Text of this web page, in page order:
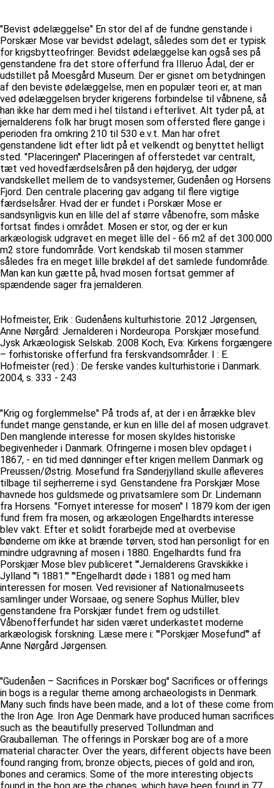
''Bevist ødelæggelse'' En stor del af de fundne genstande i
Porskær Mose var bevidst ødelagt, således som det er typisk
for krigsbytteofringer. Bevidst ødelæggelse kan også ses på
genstandene fra det store offerfund fra Illeruo Ådal, der er
udstillet på Moesgård Museum. Der er gisnet om betydningen
af den beviste ødelæggelse, men en populær teori er, at man
ved ødelæggelsen bryder krigerens forbindelse til våbnene, så
han ikke har dem med i hel tilstand i efterlivet. Alt tyder på, at
jernalderens folk har brugt mosen som offersted flere gange i
perioden fra omkring 210 til 530 e.v.t. Man har ofret
genstandene lidt efter lidt på et velkendt og benyttet helligt
sted. ''Placeringen'' Placeringen af offerstedet var centralt,
tæt ved hovedfærdselsåren på den højderyg, der udgør
vandskellet mellem de to vandsystemer, Gudenåen og Horsens
Fjord. Den centrale placering gav adgang til flere vigtige
færdselsårer. Hvad der er fundet i Porskær Mose er
sandsynligvis kun en lille del af større våbenofre, som måske
fortsat findes i området. Mosen er stor, og der er kun
arkæologisk udgravet en meget lille del - 66 m2 af det 300.000
m2 store fundområde. Vort kendskab til mosen stammer
således fra en meget lille brøkdel af det samlede fundområde.
Man kan kun gætte på, hvad mosen fortsat gemmer af
spændende sager fra jernalderen.
Hofmeister, Erik : Gudenåens kulturhistorie. 2012 Jørgensen,
Anne Nørgård: Jernalderen i Nordeuropa. Porskjær mosefund.
Jysk Arkæologisk Selskab. 2008 Koch, Eva: Kirkens forgængere
– forhistoriske offerfund fra ferskvandsområder. I : E.
Hofmeister (red.) : De ferske vandes kulturhistorie i Danmark.
2004, s. 333 - 243
''Krig og forglemmelse'' På trods af, at der i en årrække blev
fundet mange genstande, er kun en lille del af mosen udgravet.
Den manglende interesse for mosen skyldes historiske
begivenheder i Danmark. Ofringerne i mosen blev opdaget i
1867, - en tid med dønninger efter krigen mellem Danmark og
Preussen/Østrig. Mosefund fra Sønderjylland skulle afleveres
tilbage til sejrherrerne i syd. Genstandene fra Porskjær Mose
havnede hos guldsmede og privatsamlere som Dr. Lindemann
fra Horsens. ''Fornyet interesse for mosen'' I 1879 kom der igen
fund frem fra mosen, og arkæologen Engelhardts interesse
blev vakt. Efter et solidt forarbejde med at overbevise
bønderne om ikke at brænde tørven, stod han personligt for en
mindre udgravning af mosen i 1880. Engelhardts fund fra
Porskjær Mose blev publiceret '''Jernalderens Gravskikke i
Jylland '''i 1881.''' '''Engelhardt døde i 1881 og med ham
interessen for mosen. Ved revisioner af Nationalmuseets
samlinger under Worsaae, og senere Sophus Müller, blev
genstandene fra Porskjær fundet frem og udstillet.
Våbenofferfundet har siden været underkastet moderne
arkæologisk forskning. Læse mere i: '''Porskjær Mosefund''' af
Anne Nørgård Jørgensen.
''Gudenåen – Sacrifices in Porskær bog'' Sacrifices or offerings
in bogs is a regular theme among archaeologists in Denmark.
Many such finds have been made, and a lot of these come from
the Iron Age. Iron Age Denmark have produced human sacrifices
such as the beautifully preserved Tollundman and
Grauballeman. The offerings in Porskær bog are of a more
material character. Over the years, different objects have been
found ranging from; bronze objects, pieces of gold and iron,
bones and ceramics. Some of the more interesting objects